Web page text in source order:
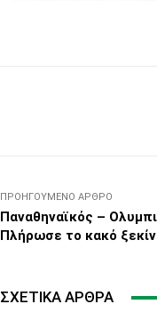
ΠΡΟΗΓΟΎΜΕΝΟ ΆΡΘΡΟ
Παναθηναϊκός –
Πλήρωσε το κακό
ΣΧΕΤΙΚΆ ΆΡΘΡΑ